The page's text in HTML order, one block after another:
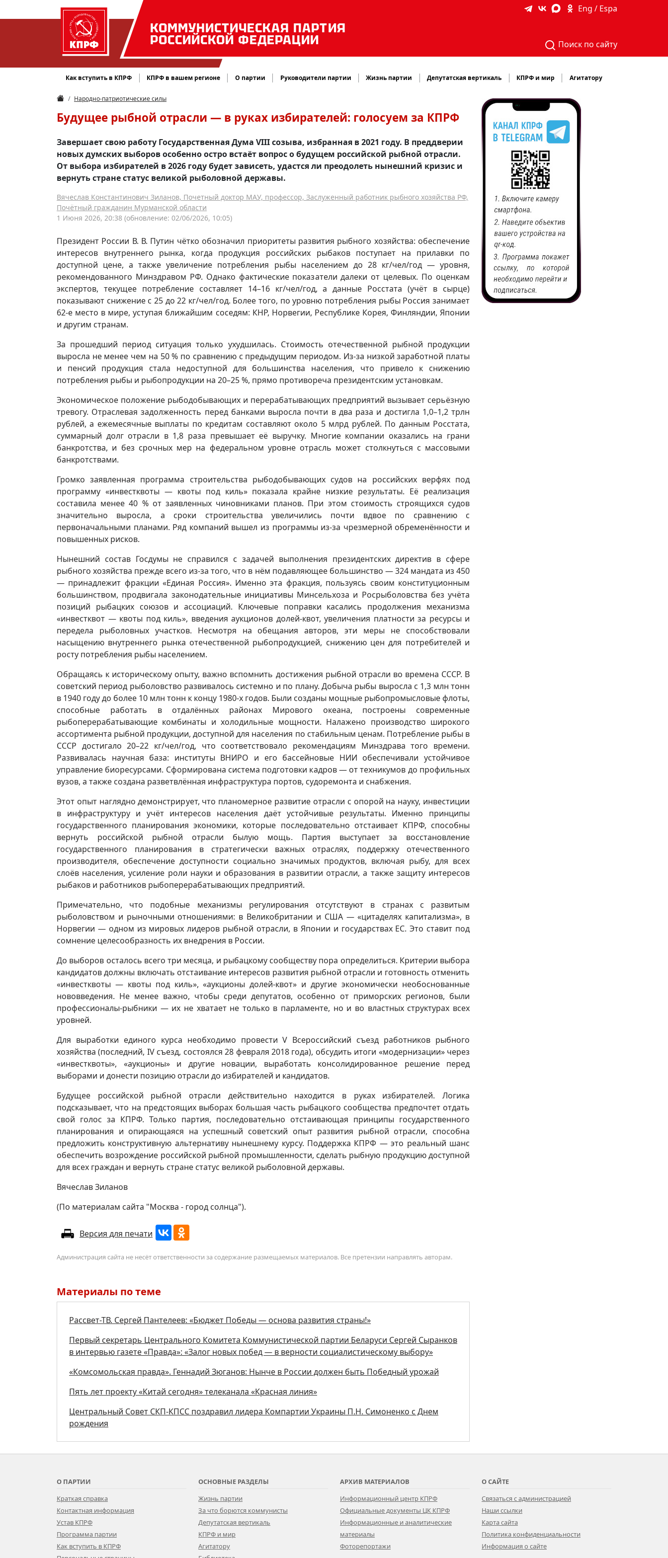
КОММУНИСТИЧЕСКАЯ ПАРТИЯ
РОССИЙСКОЙ ФЕДЕРАЦИИ
Eng / Espa
Поиск по сайту
Как вступить в КПРФ КПРФ в вашем регионе О партии Руководители партии Жизнь партии Депутатская вертикаль КПРФ и мир Агитатору
Народно-патриотические силы
Будущее рыбной отрасли — в руках избирателей: голосуем за КПРФ
Завершает свою работу Государственная Дума VIII созыва, избранная в 2021 году. В преддверии
новых думских выборов особенно остро встаёт вопрос о будущем российской рыбной отрасли.
От выбора избирателей в 2026 году будет зависеть, удастся ли преодолеть нынешний кризис и
вернуть стране статус великой рыболовной державы.
Вячеслав Константинович Зиланов, Почетный доктор МАУ, профессор, Заслуженный работник рыбного хозяйства РФ,
Почётный гражданин Мурманской области
1 Июня 2026, 20:38 (обновление: 02/06/2026, 10:05)
Президент России В. В. Путин чётко обозначил приоритеты развития рыбного хозяйства: обеспечение
интересов внутреннего рынка, когда продукция российских рыбаков поступает на прилавки по
доступной цене, а также увеличение потребления рыбы населением до 28 кг/чел/год — уровня,
рекомендованного Минздравом РФ. Однако фактические показатели далеки от целевых. По оценкам
экспертов, текущее потребление составляет 14–16 кг/чел/год, а данные Росстата (учёт в сырце)
показывают снижение с 25 до 22 кг/чел/год. Более того, по уровню потребления рыбы Россия занимает
62‑е место в мире, уступая ближайшим соседям: КНР, Норвегии, Республике Корея, Финляндии, Японии
и другим странам.
За прошедший период ситуация только ухудшилась. Стоимость отечественной рыбной продукции
выросла не менее чем на 50 % по сравнению с предыдущим периодом. Из‑за низкой заработной платы
и пенсий продукция стала недоступной для большинства населения, что привело к снижению
потребления рыбы и рыбопродукции на 20–25 %, прямо противореча президентским установкам.
Экономическое положение рыбодобывающих и перерабатывающих предприятий вызывает серьёзную
тревогу. Отраслевая задолженность перед банками выросла почти в два раза и достигла 1,0–1,2 трлн
рублей, а ежемесячные выплаты по кредитам составляют около 5 млрд рублей. По данным Росстата,
суммарный долг отрасли в 1,8 раза превышает её выручку. Многие компании оказались на грани
банкротства, и без срочных мер на федеральном уровне отрасль может столкнуться с массовыми
банкротствами.
Громко заявленная программа строительства рыбодобывающих судов на российских верфях под
программу «инвестквоты — квоты под киль» показала крайне низкие результаты. Её реализация
составила менее 40 % от заявленных чиновниками планов. При этом стоимость строящихся судов
значительно выросла, а сроки строительства увеличились почти вдвое по сравнению с
первоначальными планами. Ряд компаний вышел из программы из‑за чрезмерной обременённости и
повышенных рисков.
Нынешний состав Госдумы не справился с задачей выполнения президентских директив в сфере
рыбного хозяйства прежде всего из‑за того, что в нём подавляющее большинство — 324 мандата из 450
— принадлежит фракции «Единая Россия». Именно эта фракция, пользуясь своим конституционным
большинством, продвигала законодательные инициативы Минсельхоза и Росрыболовства без учёта
позиций рыбацких союзов и ассоциаций. Ключевые поправки касались продолжения механизма
«инвестквот — квоты под киль», введения аукционов долей‑квот, увеличения платности за ресурсы и
передела рыболовных участков. Несмотря на обещания авторов, эти меры не способствовали
насыщению внутреннего рынка отечественной рыбопродукцией, снижению цен для потребителей и
росту потребления рыбы населением.
Обращаясь к историческому опыту, важно вспомнить достижения рыбной отрасли во времена СССР. В
советский период рыболовство развивалось системно и по плану. Добыча рыбы выросла с 1,3 млн тонн
в 1940 году до более 10 млн тонн к концу 1980‑х годов. Были созданы мощные рыбопромысловые флоты,
способные работать в отдалённых районах Мирового океана, построены современные
рыбоперерабатывающие комбинаты и холодильные мощности. Налажено производство широкого
ассортимента рыбной продукции, доступной для населения по стабильным ценам. Потребление рыбы в
СССР достигало 20–22 кг/чел/год, что соответствовало рекомендациям Минздрава того времени.
Развивалась научная база: институты ВНИРО и его бассейновые НИИ обеспечивали устойчивое
управление биоресурсами. Сформирована система подготовки кадров — от техникумов до профильных
вузов, а также создана разветвлённая инфраструктура портов, судоремонта и снабжения.
Этот опыт наглядно демонстрирует, что планомерное развитие отрасли с опорой на науку, инвестиции
в инфраструктуру и учёт интересов населения даёт устойчивые результаты. Именно принципы
государственного планирования экономики, которые последовательно отстаивает КПРФ, способны
вернуть российской рыбной отрасли былую мощь. Партия выступает за восстановление
государственного планирования в стратегически важных отраслях, поддержку отечественного
производителя, обеспечение доступности социально значимых продуктов, включая рыбу, для всех
слоёв населения, усиление роли науки и образования в развитии отрасли, а также защиту интересов
рыбаков и работников рыбоперерабатывающих предприятий.
Примечательно, что подобные механизмы регулирования отсутствуют в странах с развитым
рыболовством и рыночными отношениями: в Великобритании и США — «цитаделях капитализма», в
Норвегии — одном из мировых лидеров рыбной отрасли, в Японии и государствах ЕС. Это ставит под
сомнение целесообразность их внедрения в России.
До выборов осталось всего три месяца, и рыбацкому сообществу пора определиться. Критерии выбора
кандидатов должны включать отстаивание интересов развития рыбной отрасли и готовность отменить
«инвестквоты — квоты под киль», «аукционы долей‑квот» и другие экономически необоснованные
нововведения. Не менее важно, чтобы среди депутатов, особенно от приморских регионов, были
профессионалы‑рыбники — их не хватает не только в парламенте, но и во властных структурах всех
уровней.
Для выработки единого курса необходимо провести V Всероссийский съезд работников рыбного
хозяйства (последний, IV съезд, состоялся 28 февраля 2018 года), обсудить итоги «модернизации» через
«инвестквоты», «аукционы» и другие новации, выработать консолидированное решение перед
выборами и донести позицию отрасли до избирателей и кандидатов.
Будущее российской рыбной отрасли действительно находится в руках избирателей. Логика
подсказывает, что на предстоящих выборах большая часть рыбацкого сообщества предпочтет отдать
свой голос за КПРФ. Только партия, последовательно отстаивающая принципы государственного
планирования и опирающаяся на успешный советский опыт развития рыбной отрасли, способна
предложить конструктивную альтернативу нынешнему курсу. Поддержка КПРФ — это реальный шанс
обеспечить возрождение российской рыбной промышленности, сделать рыбную продукцию доступной
для всех граждан и вернуть стране статус великой рыболовной державы.
Вячеслав Зиланов
(По материалам сайта "Москва - город солнца").
Версия для печати
Администрация сайта не несёт ответственности за содержание размещаемых материалов. Все претензии направлять авторам.
Материалы по теме
Рассвет-ТВ. Сергей Пантелеев: «Бюджет Победы — основа развития страны!»
Первый секретарь Центрального Комитета Коммунистической партии Беларуси Сергей Сыранков
в интервью газете «Правда»: «Залог новых побед — в верности социалистическому выбору»
«Комсомольская правда». Геннадий Зюганов: Нынче в России должен быть Победный урожай
Пять лет проекту «Китай сегодня» телеканала «Красная линия»
Центральный Совет СКП-КПСС поздравил лидера Компартии Украины П.Н. Симоненко с Днем
рождения
О ПАРТИИ
Краткая справка
Контактная информация
Устав КПРФ
Программа партии
Как вступить в КПРФ
ОСНОВНЫЕ РАЗДЕЛЫ
Жизнь партии
За что борются коммунисты
Депутатская вертикаль
КПРФ и мир
Агитатору
АРХИВ МАТЕРИАЛОВ
Информационный центр КПРФ
Официальные документы ЦК КПРФ
Информационные и аналитические
материалы
Фоторепортажи
О САЙТЕ
Связаться с администрацией
Наши ссылки
Карта сайта
Политика конфиденциальности
Информация о сайте